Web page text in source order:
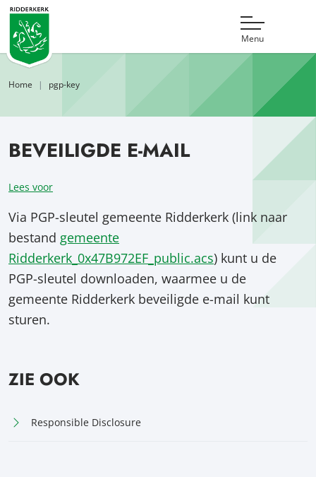
Menu
Home pgp-key
BEVEILIGDE E-MAIL
Lees voor
Via PGP-sleutel gemeente Ridderkerk (link naar
bestand gemeente
Ridderkerk_0x47B972EF_public.acs) kunt u de
PGP-sleutel downloaden, waarmee u de
gemeente Ridderkerk beveiligde e-mail kunt
sturen.
ZIE OOK
Responsible Disclosure